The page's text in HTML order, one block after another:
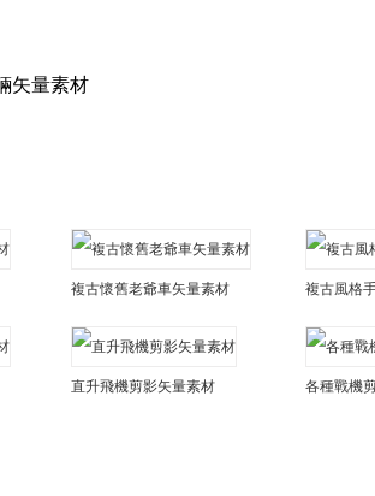
矢量素材
複古懷舊老爺車矢量素材 複古風格
直升飛機剪影矢量素材 各種戰機